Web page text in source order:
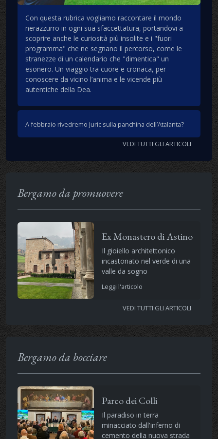
Con questa rubrica vogliamo raccontare il mondo
nerazzurro in ogni sua sfaccettatura, portandovi a
scoprire anche le curiosità più insolite e i "fuori
programma" che ne segnano il percorso, come le
stranezze di un calendario che "dimentica" un
esonero. Un viaggio tra cuore e cronaca, per
conoscere da vicino l’anima e le vicende più
autentiche della Dea.
A febbraio rivedremo Juric sulla panchina dell’Atalanta?
VEDI TUTTI GLI ARTICOLI
Bergamo da promuovere
Ex Monastero di Astino
Il gioiello architettonico
incastonato nel verde di una
valle da sogno
Leggi l'articolo
VEDI TUTTI GLI ARTICOLI
Bergamo da bocciare
Parco dei Colli
Il paradiso in terra
minacciato dall'inferno di
cemento della nuova strada